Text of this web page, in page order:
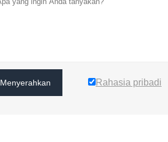
Menyerahkan Rahasia pribadi